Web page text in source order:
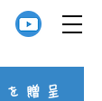
贈呈